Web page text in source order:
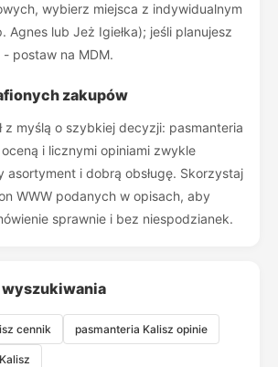
wybierz miejsca z indywidualnym
Agnes lub Jeż Igiełka); jeśli planujesz
postaw na MDM.
zakupów
z myślą o szybkiej decyzji: pasmanteria
i licznymi opiniami zwykle
asortyment i dobrą obsługę. Skorzystaj
WWW podanych w opisach, aby
sprawnie i bez niespodzianek.
wyszukiwania
cennik pasmanteria Kalisz opinie